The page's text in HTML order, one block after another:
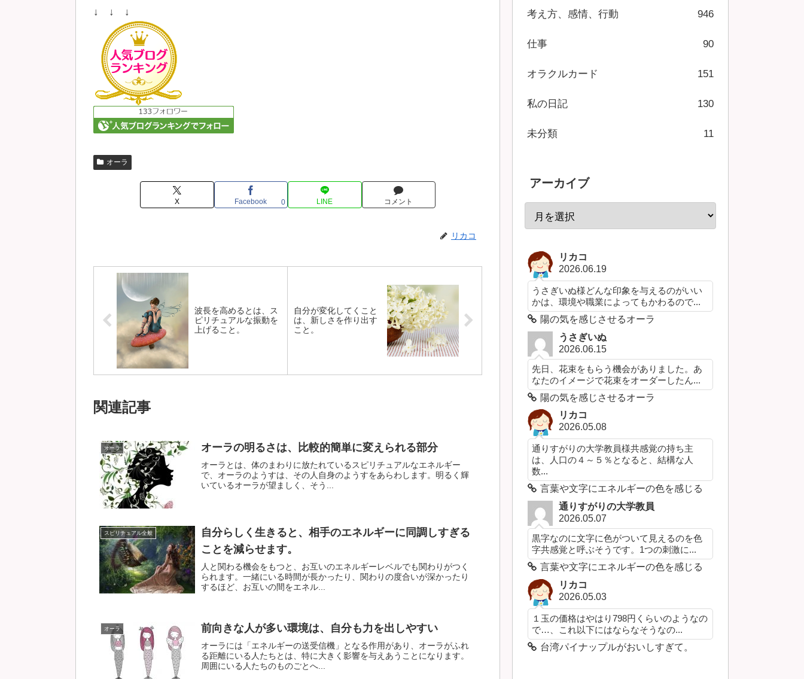
↓ ↓ ↓
オーラ
X Facebook 0 LINE コメント
リカコ
波長を高めるとは、ス
ピリチュアルな振動を
上げること。
自分が変化してくこと
は、新しさを作り出す
こと。
関連記事
オーラ オーラの明るさは、比較的簡単に変えられる部分
オーラとは、体のまわりに放たれているスピリチュアルなエネルギー
で、オーラのようすは、その人自身のようすをあらわします。明るく輝
いているオーラが望ましく、そう...
スピリチュアル全般
自分らしく生きると、相手のエネルギーに同調しすぎる
ことを減らせます。
人と関わる機会をもつと、お互いのエネルギーレベルでも関わりがつく
られます。一緒にいる時間が長かったり、関わりの度合いが深かったり
するほど、お互いの間をエネル...
オーラ 前向きな人が多い環境は、自分も力を出しやすい
オーラには「エネルギーの送受信機」となる作用があり、オーラがふれ
る距離にいる人たちとは、特に大きく影響を与えあうことになります。
周囲にいる人たちのものごとへ...
考え方、感情、行動 946
仕事 90
オラクルカード 151
私の日記 130
未分類 11
アーカイブ
リカコ
2026.06.19
うさぎいぬ様どんな印象を与えるのがいい
かは、環境や職業によってもかわるので...
陽の気を感じさせるオーラ
うさぎいぬ
2026.06.15
先日、花束をもらう機会がありました。あ
なたのイメージで花束をオーダーしたん...
陽の気を感じさせるオーラ
リカコ
2026.05.08
通りすがりの大学教員様共感覚の持ち主
は、人口の４～５％となると、結構な人
数...
言葉や文字にエネルギーの色を感じる
通りすがりの大学教員
2026.05.07
黒字なのに文字に色がついて見えるのを色
字共感覚と呼ぶそうです。1つの刺激に...
言葉や文字にエネルギーの色を感じる
リカコ
2026.05.03
１玉の価格はやはり798円くらいのようなの
で…、これ以下にはならなそうなの...
台湾パイナップルがおいしすぎて。